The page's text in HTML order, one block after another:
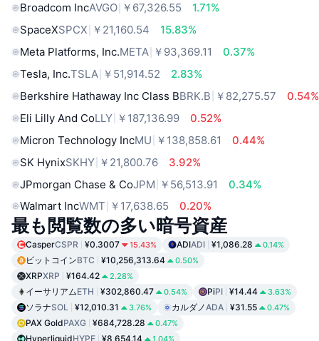
Broadcom IncAVGO ￥67,326.55
1.71%
SpaceXSPCX ￥21,160.54
15.83%
Meta Platforms, Inc.META ￥93,369.11
0.37%
Tesla, Inc.TSLA ￥51,914.52
2.83%
Berkshire Hathaway Inc Class BBRK.B ￥82,275.57
0.54%
Eli Lilly And CoLLY ￥187,136.99
0.52%
Micron Technology IncMU ￥138,858.61
0.44%
SK HynixSKHY ￥21,800.76
3.92%
JPmorgan Chase & CoJPM ￥56,513.91
0.34%
Walmart IncWMT ￥17,638.65 0.20%
最も閲覧数の多い暗号資産
CasperCSPR ¥0.3007 15.43% ADIADI ¥1,086.28 0.14%
ビットコインBTC ¥10,256,313.64 0.50%
XRPXRP ¥164.42 2.28%
イーサリアムETH ¥302,860.47 0.54% PiPI ¥14.44 3.63%
ソラナSOL ¥12,010.31 3.76% カルダノADA ¥31.55 0.47%
PAX GoldPAXG ¥684,728.28 0.47%
HyperliquidHYPE ¥8,654.14